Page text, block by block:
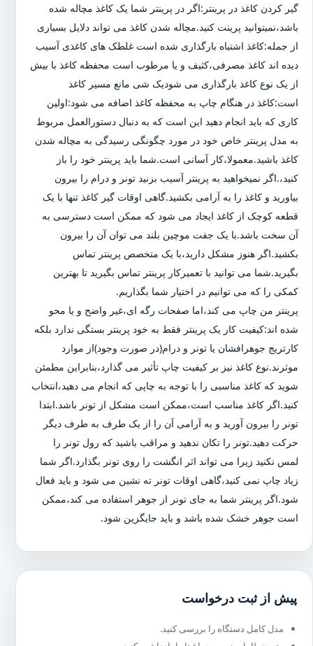
گیر کردن کاغذ در پرینتر:اگر در پرینتر شما یک کاغذ مچاله شده
باشد،نمیتوانید پرینت کنید.مچاله شدن کاغذ می تواند دلایل بسیاری
از جمله:کاغذ اشتباه بارگذاری شده است غلطک های کاغذی آسیب
دیده اند کاغذ مصرفی،کثیف و یا مرطوب است محفظه کاغذ با بیش
از یک نوع کاغذ بارگذاری می شودیک شی مانع مسیر کاغذ
است:کاغذ در هنگام چاپ به محفظه کاغذ اضافه می شود:اولین
کاری که باید انجام دهید این است که به دنبال دستورالعمل مربوط
به مدل پرینتر خاص خود در مورد چگونگی رسیدگی به مچاله شدن
کاغذ باشید.معمولا،کار آسانی است.شما باید پرینتر خود را باز
کنید،.اگر نمیخواهید به پرینتر آسیب بزنید تونر و درام را بیرون
بیاورید و کاغذ را به آرامی بکشید.گاهی اوقات گیر کاغذ تنها با یک
قطعه کوچک از کاغذ ایجاد می شود که ممکن است دسترسی به
آن سخت باشد.با یک جفت موچین بلند می توان آن را بیرون
بکشید.اگر هنوز مشکل دارید،با یک متخصص پرینتر تماس
بگیرید.شما می توانید با تعمیرکار پرینتر تماس بگیرید تا بهترین
کمکی را که می توانیم در اختیار شما بگذاریم.
پرینتر من چاپ می کند،اما صفحات رگه ای،غیر واضح و یا محو
شده اند:کیفیت کار یک پرینتر فقط به خود پرینتر بستگی ندارد بلکه
کارتریج جوهرافشان یا تونر و درام(در صورت وجود)از موارد
موثرند.نوع کاغذ نیز بر کیفیت چاپ تأثیر می گذارد،بنابراین مطمئن
شوید که کاغذ مناسبی را با توجه به چاپی که انجام می دهید،انتخاب
کنید.اگر کاغذ مناسب است،ممکن است مشکل از تونر باشد.ابتدا
تونر را بیرون آورید و به آرامی آن را از یک طرف به طرف دیگر
حرکت دهید.تونر را تکان ندهید و مراقب باشید که رول تونر را
لمس نکنید زیرا می تواند اثر انگشت را روی تونر بگذارد.اگر شما
زیاد چاپ نمی کنید،گاهی اوقات تونر ته نشین می شود و باید فعال
شود.اگر پرینتر شما به جای تونر از جوهر استفاده می کند،ممکن
است جوهر خشک شده باشد و باید جایگزین شود.
پیش از ثبت درخواست
مدل کامل دستگاه را بررسی کنید.